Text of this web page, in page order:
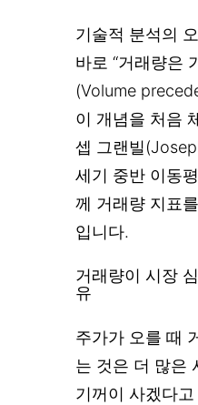
기술적 분석의
바로 “거래량은
(Volume
이 개념을 처음
셉 그랜빌
세기 중반 이동
께 거래량 지표
입니다.
거래량이 시장
유
주가가 오를 때
는 것은 더 많은
기꺼이 사겠다